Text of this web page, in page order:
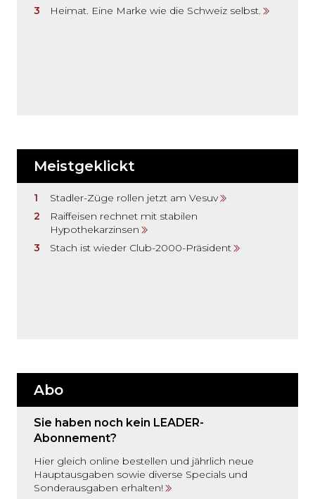
Heimat. Eine Marke wie die Schweiz selbst.
Meistgeklickt
Stadler-Züge rollen jetzt am Vesuv
Raiffeisen rechnet mit stabilen
Hypothekarzinsen
Stach ist wieder Club-2000-Präsident
Abo
Sie haben noch kein LEADER-
Abonnement?
Hier gleich online bestellen und jährlich neue
Hauptausgaben sowie diverse Specials und
Sonderausgaben erhalten!